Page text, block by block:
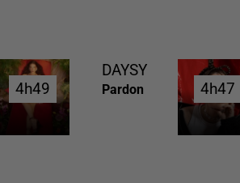
4h49
4h49
DAYSY
Pardon 4h47
4h47